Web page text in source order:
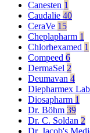
Canesten 1
Caudalie 40
CeraVe 15
Cheplapharm 1
Chlorhexamed 1
Compeed 6
DermaSel 2
Deumavan 4
Diepharmex
Diosapharm 1
Dr. Böhm 39
Dr. C. Soldan 2